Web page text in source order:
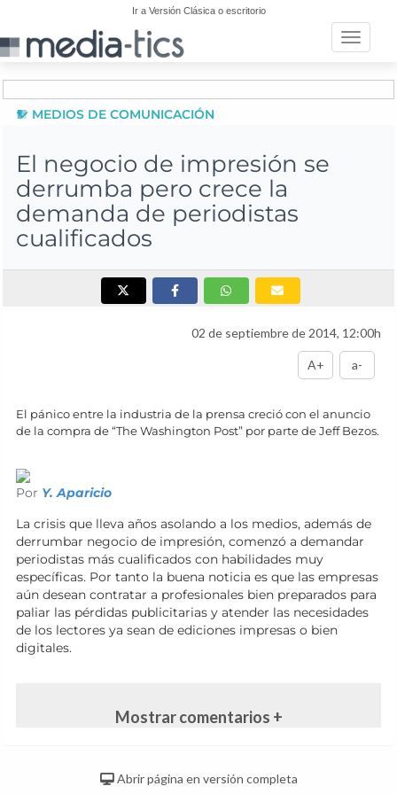
Ir a Versión Clásica o escritorio
Toggle
MEDIOS DE COMUNICACIÓN
El negocio de impresión se
derrumba pero crece la
demanda de periodistas
cualificados
02 de septiembre de 2014, 12:00h
A+ a-
El pánico entre la industria de la prensa creció con el anuncio
de la compra de “The Washington Post” por parte de Jeff Bezos.
Por Y. Aparicio
La crisis que lleva años asolando a los medios, además de
derrumbar negocio de impresión, comenzó a demandar
periodistas más cualificados con habilidades muy
específicas. Por tanto la buena noticia es que las empresas
aún desean contratar a profesionales bien preparados para
paliar las pérdidas publicitarias y atender las necesidades
de los lectores ya sean de ediciones impresas o bien
digitales.
Mostrar comentarios +
Abrir página en versión completa